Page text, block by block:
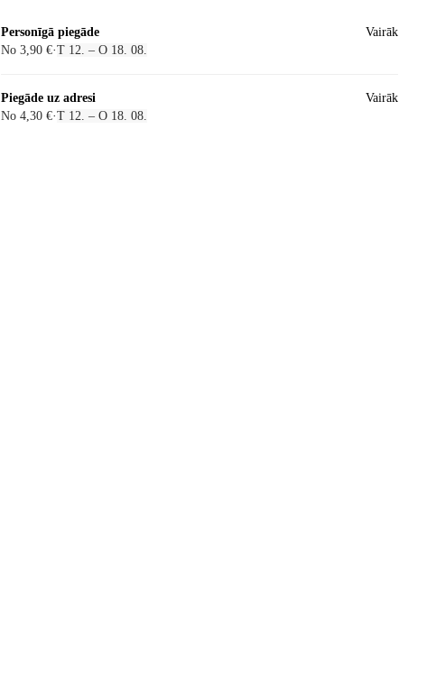
Personīgā piegāde
No 3,90 €·T 12. – O 18. 08.
Vairāk
Piegāde uz adresi
No 4,30 €·T 12. – O 18. 08.
Vairāk